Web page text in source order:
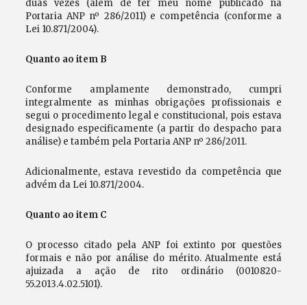
duas vezes (além de ter meu nome publicado na
Portaria ANP nº 286/2011) e competência (conforme a
Lei 10.871/2004).
Quanto ao item B
Conforme amplamente demonstrado, cumpri
integralmente as minhas obrigações profissionais e
segui o procedimento legal e constitucional, pois estava
designado especificamente (a partir do despacho para
análise) e também pela Portaria ANP nº 286/2011.
Adicionalmente, estava revestido da competência que
advém da Lei 10.871/2004.
Quanto ao item C
O processo citado pela ANP foi extinto por questões
formais e não por análise do mérito. Atualmente está
ajuizada a ação de rito ordinário (0010820-
55.2013.4.02.5101).